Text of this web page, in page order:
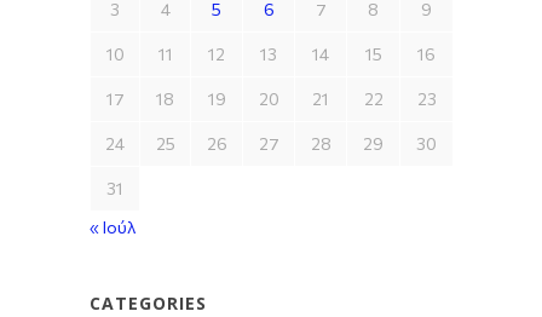
3 4 5 6 7 8 9
10 11 12 13 14 15 16
17 18 19 20 21 22 23
24 25 26 27 28 29 30
31
« Ιούλ
CATEGORIES